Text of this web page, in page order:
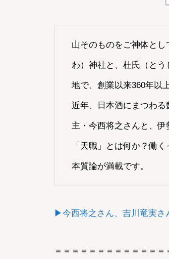
山そのものをご神体と
わ）神社と、杜氏（と
地で、創業以来360年以
近年、日本酒にまつわ
主・今西将之さんと、伊
「天職」とは何か？働
本質論が満載です。
▶今西将之さん、吉川竜実さ
＝＝＝＝＝＝＝＝＝＝＝＝＝